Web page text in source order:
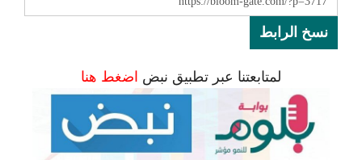
نسخ الرابط
لمتابعتنا عبر تطبيق نبض اضغط هنا